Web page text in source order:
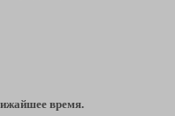
время.